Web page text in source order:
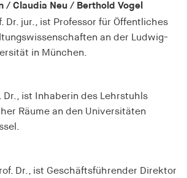
/ Claudia Neu / Berthold Vogel
Dr. jur., ist Professor für Öffentliches
an der Ludwig-
in München.
Dr., ist Inhaberin des Lehrstuhls
Räume an den Universitäten
Dr., ist Geschäftsführender Direktor